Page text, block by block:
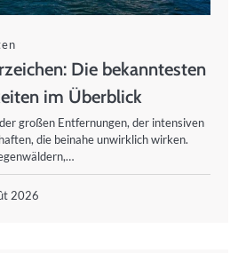
Die bekanntesten
im Überblick
großen Entfernungen, der intensiven
die beinahe unwirklich wirken.
2026